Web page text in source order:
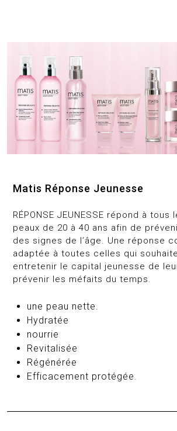
Matis Réponse Jeunesse
RÉPONSE JEUNESSE répond à
peaux de 20 à 40 ans afin de
des signes de l’âge. Une réponse
adaptée à toutes celles qui
entretenir le capital jeunesse de
prévenir les méfaits du temps.
une peau nette.
Hydratée
nourrie
Revitalisée
Régénérée
Efficacement protégée.